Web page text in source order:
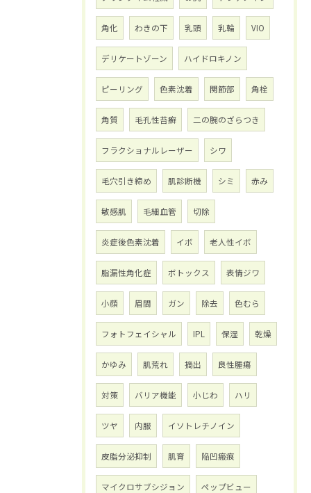
角化 わきの下 乳頭 乳輪 VIO
デリケートゾーン ハイドロキノン
ピーリング 色素沈着 関節部 角栓
角質 毛孔性苔癬 二の腕のざらつき
フラクショナルレーザー シワ
毛穴引き締め 肌診断機 シミ 赤み
敏感肌 毛細血管 切除
炎症後色素沈着 イボ 老人性イボ
脂漏性角化症 ボトックス 表情ジワ
小顔 眉間 ガン 除去 色むら
フォトフェイシャル IPL 保湿 乾燥
かゆみ 肌荒れ 摘出 良性腫瘍
対策 バリア機能 小じわ ハリ
ツヤ 内服 イソトレチノイン
皮脂分泌抑制 肌育 陥凹瘢痕
マイクロサブシジョン ペップビュー